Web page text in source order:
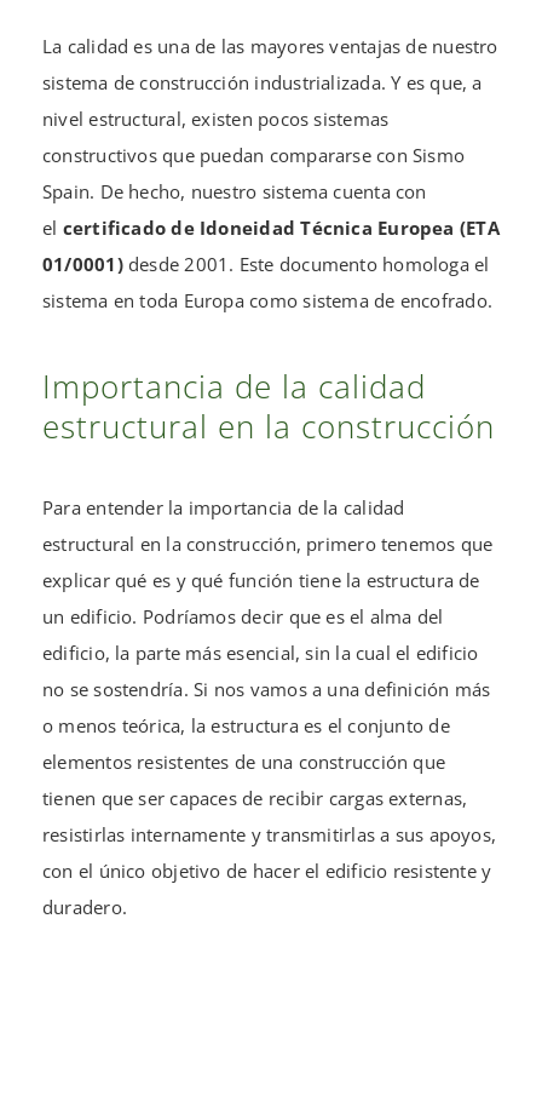
La calidad es una de las mayores ventajas de nuestro
sistema de construcción industrializada. Y es que, a
nivel estructural, existen pocos sistemas
constructivos que puedan compararse con Sismo
Spain. De hecho, nuestro sistema cuenta con
el certificado de Idoneidad Técnica Europea (ETA
01/0001)desde 2001. Este documento homologa el
sistema en toda Europa como sistema de encofrado.
Importancia de la calidad
estructural en la construcción
Para entender la importancia de la calidad
estructural en la construcción, primero tenemos que
explicar qué es y qué función tiene la estructura de
un edificio. Podríamos decir que es el alma del
edificio, la parte más esencial, sin la cual el edificio
no se sostendría. Si nos vamos a una definición más
o menos teórica, la estructura es el conjunto de
elementos resistentes de una construcción que
tienen que ser capaces de recibir cargas externas,
resistirlas internamente y transmitirlas a sus apoyos,
con el único objetivo de hacer el edificio resistente y
duradero.